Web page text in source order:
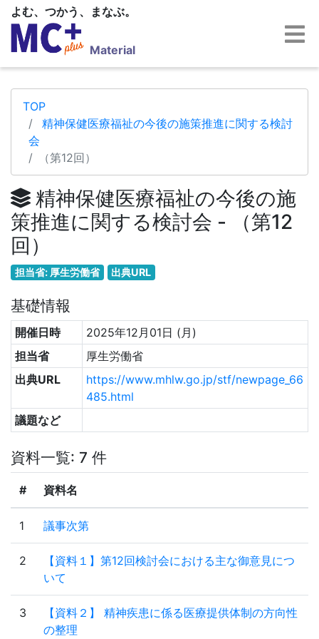
よむ、つかう、まなぶ。
Material
TOP
精神保健医療福祉の今後の施策推進に関する検討
会
（第12回）
精神保健医療福祉の今後の施
策推進に関する検討会 - （第12
回）
担当省: 厚生労働省 出典URL
基礎情報
開催日時
2025年12月01日 (月)
担当省
厚生労働省
出典URL
https://www.mhlw.go.jp/stf/newpage_66
485.html
議題など
資料一覧: 7 件
# 資料名
1 議事次第
2
【資料１】第12回検討会における主な御意見につ
いて
3
【資料２】 精神疾患に係る医療提供体制の方向性
の整理